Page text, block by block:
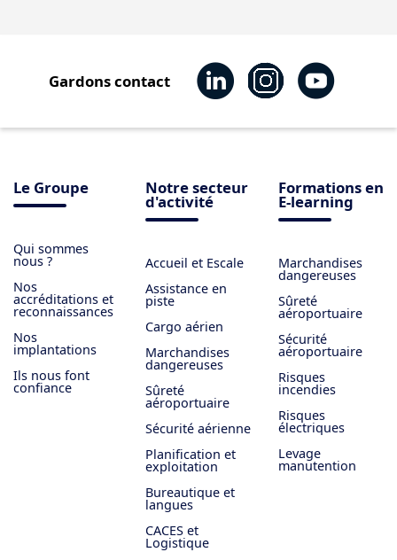
Gardons contact
Le Groupe
Qui sommes
nous ?
Nos
accréditations et
reconnaissances
Nos
implantations
Ils nous font
confiance
Notre secteur
d'activité
Accueil et Escale
Assistance en
piste
Cargo aérien
Marchandises
dangereuses
Sûreté
aéroportuaire
Sécurité aérienne
Planification et
exploitation
Bureautique et
langues
CACES et
Logistique
Formations en
E-learning
Marchandises
dangereuses
Sûreté
aéroportuaire
Sécurité
aéroportuaire
Risques
incendies
Risques
électriques
Levage
manutention